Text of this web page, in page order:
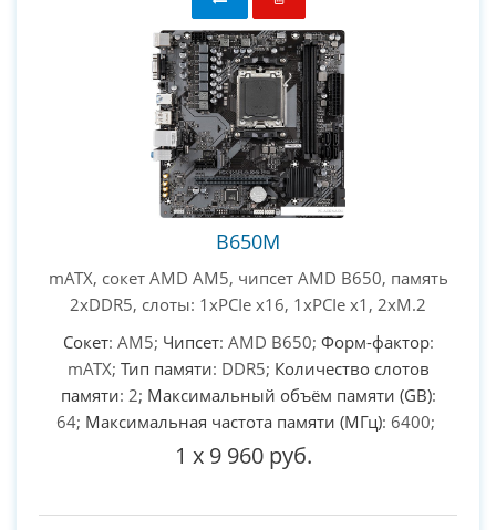
B650M
mATX, сокет AMD AM5, чипсет AMD B650, память
2xDDR5, слоты: 1xPCIe x16, 1xPCIe x1, 2xM.2
Сокет: AM5; Чипсет: AMD B650; Форм-фактор:
mATX; Тип памяти: DDR5; Количество слотов
памяти: 2; Максимальный объём памяти (GB):
64; Максимальная частота памяти (МГц): 6400;
1 x 9 960 руб.